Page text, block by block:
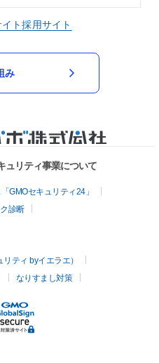
イト採用サイト
み
ュリティ事業について
GMOセキュリティ24」
診断
ティ byイエラエ）
なりすまし対策